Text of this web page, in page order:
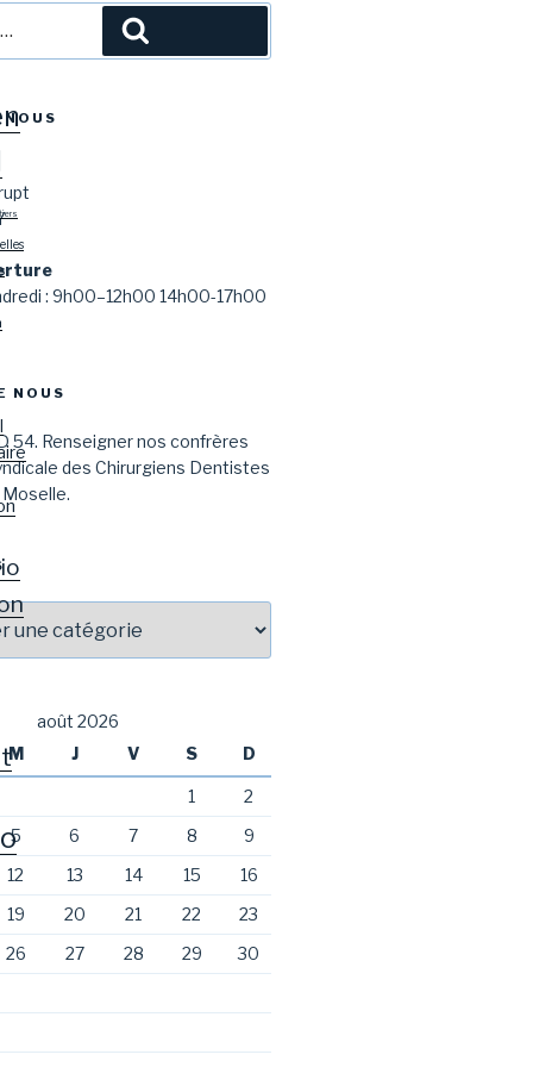
: 9h00–12h00 14h00-17h00
NOUS
54. Renseigner nos confrères
des Chirurgiens Dentistes
août 2026
M
J V S D
1
2
5
6 7 8
9
12
13 14 15
16
19
20 21 22
23
26
27 28 29 30